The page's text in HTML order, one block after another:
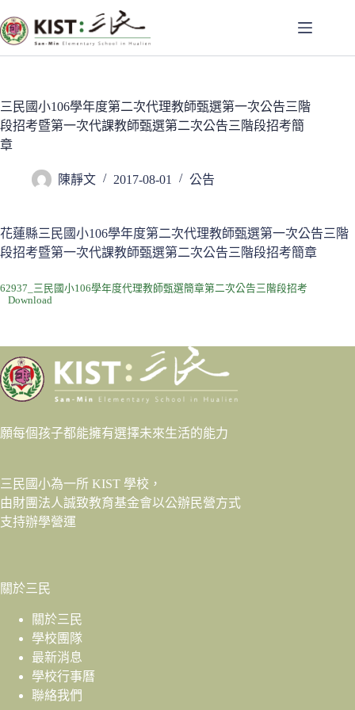
至
主
容
三民國小106學年度第二次代理教師甄選第一次公告三階
段招考暨第一次代課教師甄選第二次公告三階段招考簡
章
陳靜文 2017-08-01 公告
花蓮縣三民國小106學年度第二次代理教師甄選第一次公告三階
段招考暨第一次代課教師甄選第二次公告三階段招考簡章
62937_三民國小106學年度代理教師甄選簡章第二次公告三階段招考
Download
願每個孩子都能擁有選擇未來生活的能力
三民國小為一所 KIST 學校，
由財團法人誠致教育基金會以公辦民營方式
支持辦學營運
關於三民
關於三民
學校團隊
最新消息
學校行事曆
聯絡我們